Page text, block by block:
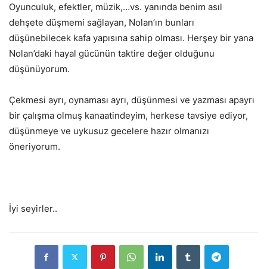
Oyunculuk, efektler, müzik,…vs. yanında benim asıl
dehşete düşmemi sağlayan, Nolan’ın bunları
düşünebilecek kafa yapısına sahip olması. Herşey bir yana
Nolan’daki hayal gücünün taktire değer olduğunu
düşünüyorum.
Çekmesi ayrı, oynaması ayrı, düşünmesi ve yazması apayrı
bir çalışma olmuş kanaatindeyim, herkese tavsiye ediyor,
düşünmeye ve uykusuz gecelere hazır olmanızı
öneriyorum.
İyi seyirler..